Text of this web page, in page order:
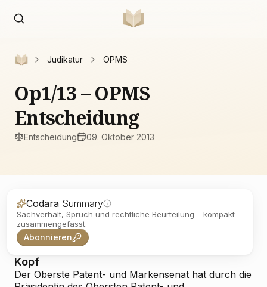
Judikatur OPMS
Op1/13 – OPMS
Entscheidung
Entscheidung 09. Oktober 2013
Codara Summary
Sachverhalt, Spruch und rechtliche Beurteilung – kompakt
zusammengefasst.
Abonnieren
Kopf
Der Oberste Patent- und Markensenat hat durch die